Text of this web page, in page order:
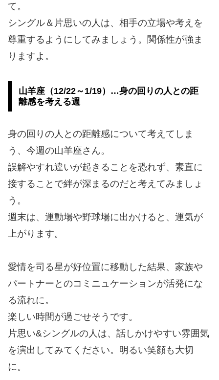
て。
シングル＆片思いの人は、相手の立場や考えを
尊重するようにしてみましょう。関係性が強ま
りますよ。
山羊座（12/22～1/19）…身の回りの人との距
離感を考える週
身の回りの人との距離感について考えてしま
う、今週の山羊座さん。
誤解やすれ違いが起きることを恐れず、素直に
接することで絆が深まるのだと考えてみましょ
う。
週末は、運動場や野球場に出かけると、運気が
上がります。
愛情を司る星が好位置に移動した結果、家族や
パートナーとのコミニュケーションが活発にな
る流れに。
楽しい時間が過ごせそうです。
片思い&シングルの人は、話しかけやすい雰囲気
を演出してみてください。明るい笑顔も大切
に。